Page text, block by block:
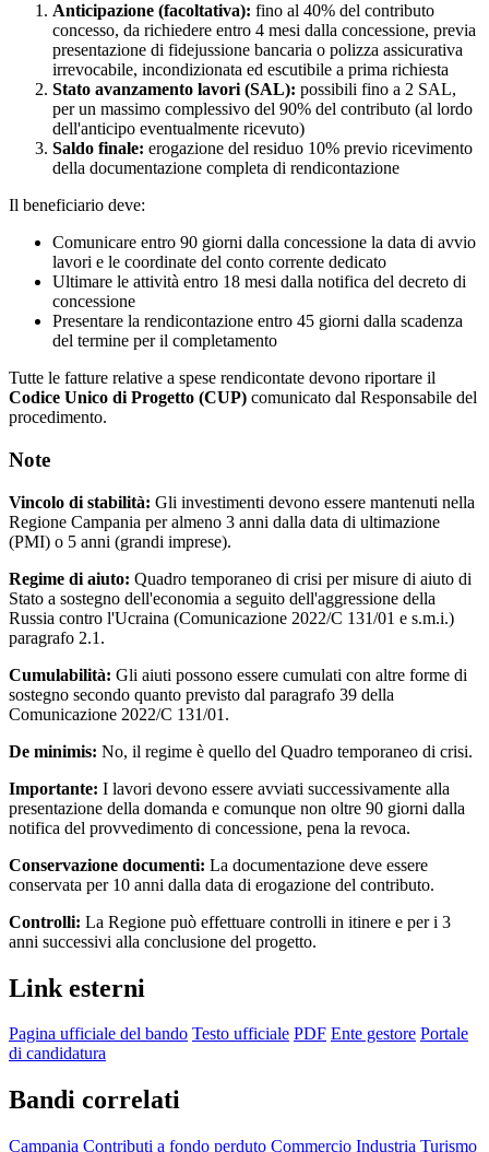
Anticipazione (facoltativa): fino al 40% del contributo
concesso, da richiedere entro 4 mesi dalla concessione, previa
presentazione di fidejussione bancaria o polizza assicurativa
irrevocabile, incondizionata ed escutibile a prima richiesta
Stato avanzamento lavori (SAL): possibili fino a 2 SAL,
per un massimo complessivo del 90% del contributo (al lordo
dell'anticipo eventualmente ricevuto)
Saldo finale: erogazione del residuo 10% previo ricevimento
della documentazione completa di rendicontazione
Il beneficiario deve:
Comunicare entro 90 giorni dalla concessione la data di avvio
lavori e le coordinate del conto corrente dedicato
Ultimare le attività entro 18 mesi dalla notifica del decreto di
concessione
Presentare la rendicontazione entro 45 giorni dalla scadenza
del termine per il completamento
Tutte le fatture relative a spese rendicontate devono riportare il
Codice Unico di Progetto (CUP) comunicato dal Responsabile del
procedimento.
Note
Vincolo di stabilità: Gli investimenti devono essere mantenuti nella
Regione Campania per almeno 3 anni dalla data di ultimazione
(PMI) o 5 anni (grandi imprese).
Regime di aiuto: Quadro temporaneo di crisi per misure di aiuto di
Stato a sostegno dell'economia a seguito dell'aggressione della
Russia contro l'Ucraina (Comunicazione 2022/C 131/01 e s.m.i.)
paragrafo 2.1.
Cumulabilità: Gli aiuti possono essere cumulati con altre forme di
sostegno secondo quanto previsto dal paragrafo 39 della
Comunicazione 2022/C 131/01.
De minimis: No, il regime è quello del Quadro temporaneo di crisi.
Importante: I lavori devono essere avviati successivamente alla
presentazione della domanda e comunque non oltre 90 giorni dalla
notifica del provvedimento di concessione, pena la revoca.
Conservazione documenti: La documentazione deve essere
conservata per 10 anni dalla data di erogazione del contributo.
Controlli: La Regione può effettuare controlli in itinere e per i 3
anni successivi alla conclusione del progetto.
Link esterni
Pagina ufficiale del bando Testo ufficiale PDF Ente gestore Portale
di candidatura
Bandi correlati
Campania Contributi a fondo perduto Commercio Industria Turismo